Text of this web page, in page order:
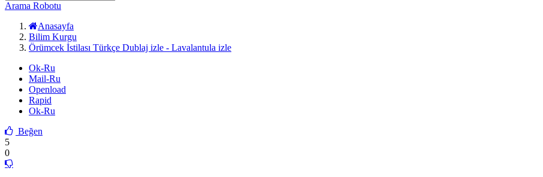
Arama Robotu
Anasayfa
Bilim Kurgu
Örümcek İstilası Türkçe Dublaj izle - Lavalantula izle
Ok-Ru
Mail-Ru
Openload
Rapid
Ok-Ru
Beğen
5
0